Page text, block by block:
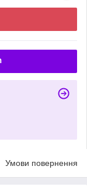
Умови повернення